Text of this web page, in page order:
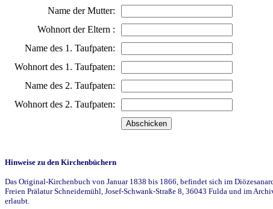
Name der Mutter:
Wohnort der Eltern :
Name des 1. Taufpaten:
Wohnort des 1. Taufpaten:
Name des 2. Taufpaten:
Wohnort des 2. Taufpaten:
Hinweise zu den Kirchenbüchern
Das Original-Kirchenbuch von Januar 1838 bis 1866, befindet sich im
Freien Prälatur Schneidemühl, Josef-Schwank-Straße 8, 36043 Fulda und im
erlaubt.